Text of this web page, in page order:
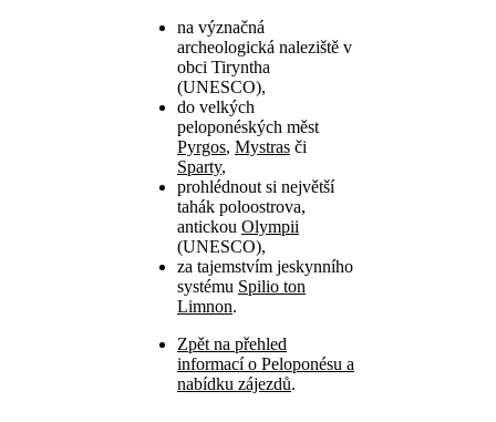
na význačná
archeologická naleziště v
obci Tiryntha
(UNESCO),
do velkých
peloponéských měst
Pyrgos, Mystras či
Sparty,
prohlédnout si největší
tahák poloostrova,
antickou Olympii
(UNESCO),
za tajemstvím jeskynního
systému Spilio ton
Limnon.
Zpět na přehled
informací o Peloponésu a
nabídku zájezdů.